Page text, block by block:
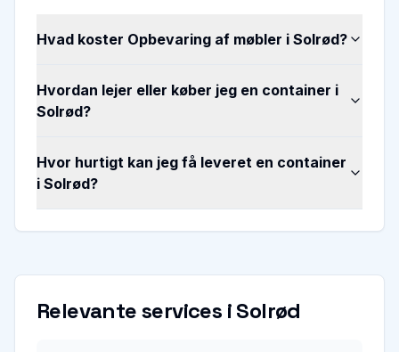
Hvad koster Opbevaring af møbler i Solrød?
Hvordan lejer eller køber jeg en container i
Solrød?
Hvor hurtigt kan jeg få leveret en container
i Solrød?
Relevante services iSolrød